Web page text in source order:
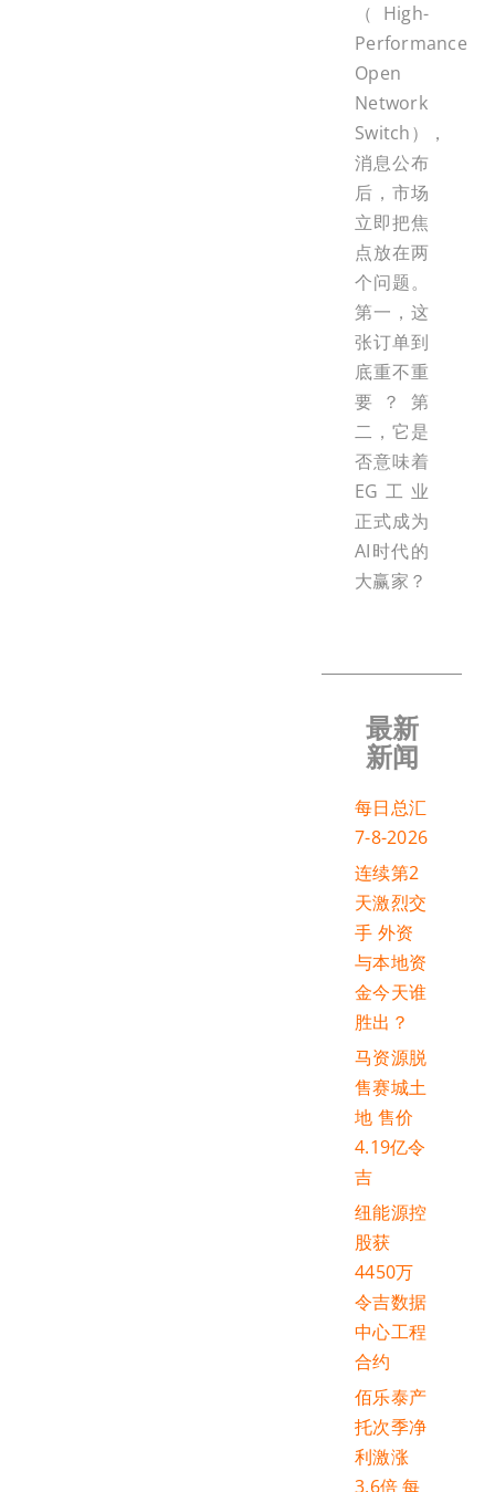
（High-
Performance
Open
Network
Switch），
消息公布
后，市场
立即把焦
点放在两
个问题。
第一，这
张订单到
底重不重
要？第
二，它是
否意味着
EG工业
正式成为
AI时代的
大赢家？
最新
新闻
每日总汇
7-8-2026
连续第2
天激烈交
手 外资
与本地资
金今天谁
胜出？
马资源脱
售赛城土
地 售价
4.19亿令
吉
纽能源控
股获
4450万
令吉数据
中心工程
合约
佰乐泰产
托次季净
利激涨
3.6倍 每